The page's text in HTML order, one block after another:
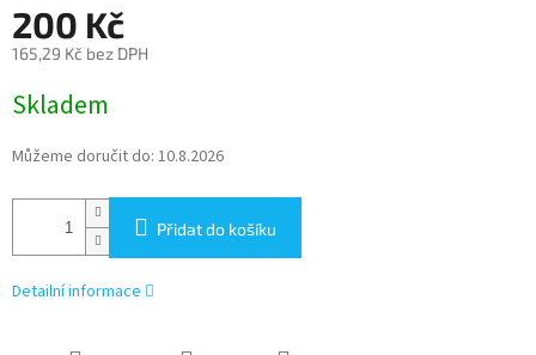
200 Kč
165,29 Kč bez DPH
cena:
Skladem
Můžeme doručit do: 10.8.2026
Přidat do košíku
Detailní informace